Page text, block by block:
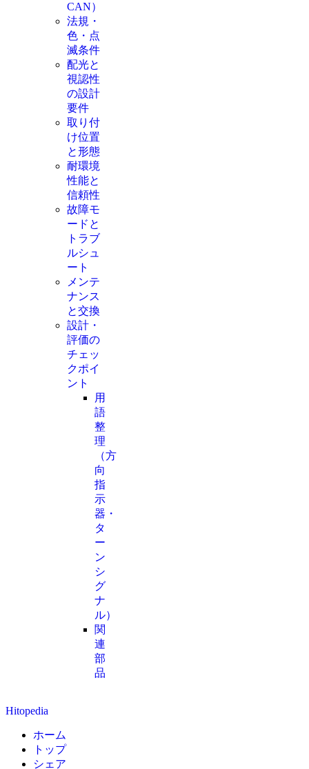
CAN）
法規・
色・点
滅条件
配光と
視認性
の設計
要件
取り付
け位置
と形態
耐環境
性能と
信頼性
故障モ
ードと
トラブ
ルシュ
ート
メンテ
ナンス
と交換
設計・
評価の
チェッ
クポイ
ント
用
語
整
理
（方
向
指
示
器・
タ
ー
ン
シ
グ
ナ
ル）
関
連
部
品
Hitopedia
ホーム
トップ
シェア